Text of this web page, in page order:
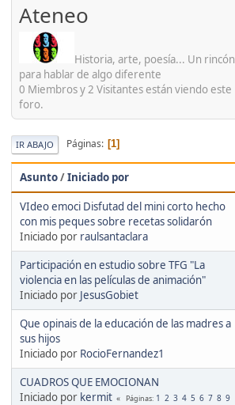
Ateneo
Historia, arte, poesía... Un rincón
para hablar de algo diferente
0 Miembros y 2 Visitantes están viendo este
foro.
IR ABAJO Páginas 1
Asunto/Iniciado por
VIdeo emoci Disfutad del mini corto hecho
con mis peques sobre recetas solidarón
Iniciado por raulsantaclara
Participación en estudio sobre TFG "La
violencia en las películas de animación"
Iniciado por JesusGobiet
Que opinais de la educación de las madres a
sus hijos
Iniciado por RocioFernandez1
CUADROS QUE EMOCIONAN
Iniciado por kermit Páginas 1 2 3 4 5 6 7 8 9